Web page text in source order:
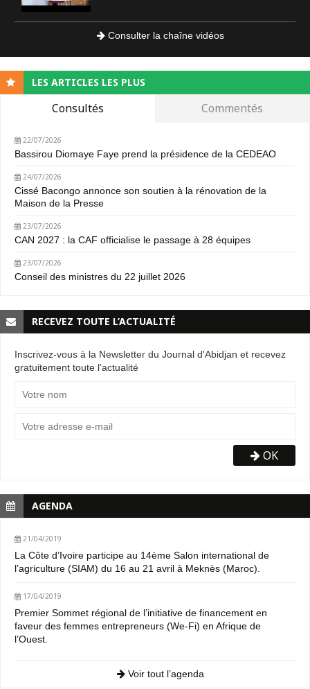
Consulter la chaîne vidéos
LES ARTICLES LES PLUS
Consultés Commentés
22/07/2026
Bassirou Diomaye Faye prend la présidence de la CEDEAO
24/07/2026
Cissé Bacongo annonce son soutien à la rénovation de la
Maison de la Presse
23/07/2026
CAN 2027 : la CAF officialise le passage à 28 équipes
23/07/2026
Conseil des ministres du 22 juillet 2026
RECEVEZ TOUTE L’ACTUALITÉ
Inscrivez-vous à la Newsletter du Journal d'Abidjan et recevez
gratuitement toute l’actualité
OK
AGENDA
21/04/2019
La Côte d’Ivoire participe au 14ème Salon international de
l’agriculture (SIAM) du 16 au 21 avril à Meknès (Maroc).
17/04/2019
Premier Sommet régional de l’initiative de financement en
faveur des femmes entrepreneurs (We-Fi) en Afrique de
l’Ouest.
Voir tout l’agenda